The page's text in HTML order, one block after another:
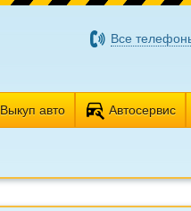
Все
Выкуп авто Автосервис